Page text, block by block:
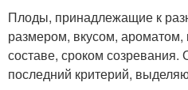
Плоды, принадлежащие к
размером, вкусом, ароматом,
составе, сроком созревания.
последний критерий,